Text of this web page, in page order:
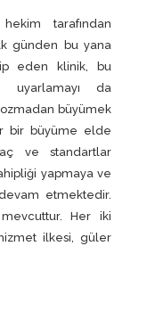
tarafından
günden bu yana
eden klinik, bu
uyarlamayı da
büyümek
bir büyüme elde
ve standartlar
yapmaya ve
etmektedir.
Her iki
ilkesi, güler